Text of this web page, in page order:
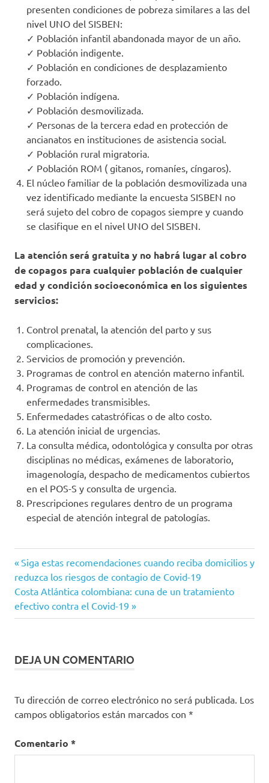
presenten condiciones de pobreza similares a las del
nivel UNO del SISBEN:
✓ Población infantil abandonada mayor de un año.
✓ Población indigente.
✓ Población en condiciones de desplazamiento
forzado.
✓ Población indígena.
✓ Población desmovilizada.
✓ Personas de la tercera edad en protección de
ancianatos en instituciones de asistencia social.
✓ Población rural migratoria.
✓ Población ROM ( gitanos, romaníes, cíngaros).
El núcleo familiar de la población desmovilizada una
vez identificado mediante la encuesta SISBEN no
será sujeto del cobro de copagos siempre y cuando
se clasifique en el nivel UNO del SISBEN.
La atención será gratuita y no habrá lugar al cobro
de copagos para cualquier población de cualquier
edad y condición socioeconómica en los siguientes
servicios:
Control prenatal, la atención del parto y sus
complicaciones.
Servicios de promoción y prevención.
Programas de control en atención materno infantil.
Programas de control en atención de las
enfermedades transmisibles.
Enfermedades catastróficas o de alto costo.
La atención inicial de urgencias.
La consulta médica, odontológica y consulta por otras
disciplinas no médicas, exámenes de laboratorio,
imagenología, despacho de medicamentos cubiertos
en el POS-S y consulta de urgencia.
Prescripciones regulares dentro de un programa
especial de atención integral de patologías.
colombia
Comisión
de
Regulación
Costos
moderadora
Ministero
Educación
MinSalud
Navegación
de
entradas
Entrada
anterior:
Siga estas recomendaciones cuando reciba domicilios y
reduzca los riesgos de contagio de Covid-19
Siguiente
entrada:
Costa Atlántica colombiana: cuna de un tratamiento
efectivo contra el Covid-19
DEJA UN COMENTARIO
Tu dirección de correo electrónico no será publicada. Los
campos obligatorios están marcados con *
Comentario *